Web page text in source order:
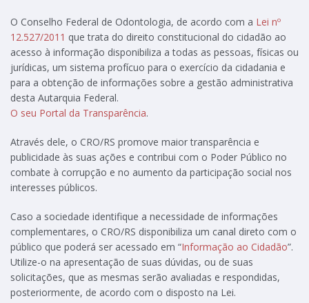
O Conselho Federal de Odontologia, de acordo com a Lei nº
12.527/2011 que trata do direito constitucional do cidadão ao
acesso à informação disponibiliza a todas as pessoas, físicas ou
jurídicas, um sistema profícuo para o exercício da cidadania e
para a obtenção de informações sobre a gestão administrativa
desta Autarquia Federal.
O seu Portal da Transparência.
Através dele, o CRO/RS promove maior transparência e
publicidade às suas ações e contribui com o Poder Público no
combate à corrupção e no aumento da participação social nos
interesses públicos.
Caso a sociedade identifique a necessidade de informações
complementares, o CRO/RS disponibiliza um canal direto com o
público que poderá ser acessado em “Informação ao Cidadão”.
Utilize-o na apresentação de suas dúvidas, ou de suas
solicitações, que as mesmas serão avaliadas e respondidas,
posteriormente, de acordo com o disposto na Lei.